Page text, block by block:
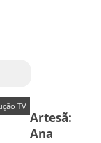
TV
Artesã:
Ana